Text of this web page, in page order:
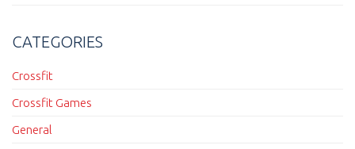
CATEGORIES
Crossfit
Crossfit Games
General